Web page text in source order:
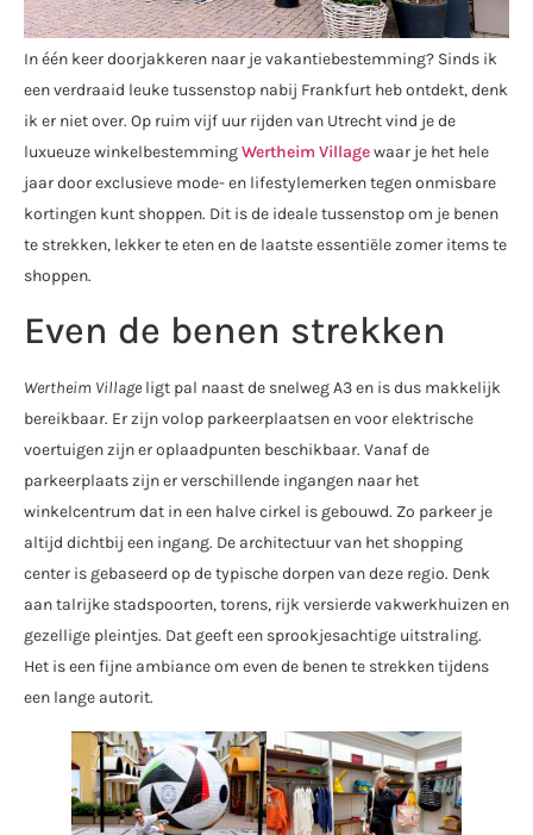
In één keer doorjakkeren naar je vakantiebestemming? Sinds ik
een verdraaid leuke tussenstop nabij Frankfurt heb ontdekt, denk
ik er niet over. Op ruim vijf uur rijden van Utrecht vind je de
luxueuze winkelbestemmingWertheim Villagewaar je het hele
jaar door exclusieve mode- en lifestylemerken tegen onmisbare
kortingen kunt shoppen. Dit is de ideale tussenstop om je benen
te strekken, lekker te eten en de laatste essentiële zomer items te
shoppen.
Even de benen strekken
Wertheim Villageligt pal naast de snelweg A3 en is dus makkelijk
bereikbaar. Er zijn volop parkeerplaatsen en voor elektrische
voertuigen zijn er oplaadpunten beschikbaar. Vanaf de
parkeerplaats zijn er verschillende ingangen naar het
winkelcentrum dat in een halve cirkel is gebouwd. Zo parkeer je
altijd dichtbij een ingang. De architectuur van het shopping
center is gebaseerd op de typische dorpen van deze regio. Denk
aan talrijke stadspoorten, torens, rijk versierde vakwerkhuizen en
gezellige pleintjes. Dat geeft een sprookjesachtige uitstraling.
Het is een fijne ambiance om even de benen te strekken tijdens
een lange autorit.